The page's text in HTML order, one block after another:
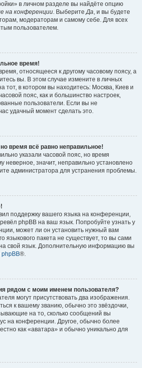
в личном разделе вы найдёте опцию
на конференции. ВыберитеДа, и вы будете
модераторам и самому себе. Для всех
пользователем.
время!
относящееся к другому часовому поясу, а
вы. В этом случае измените в личных
тот, в котором вы находитесь: Москва, Киев и
пояс, как и большинство настроек,
пользователи. Если вы не
удачный момент сделать это.
время всё равно неправильное!
указали часовой пояс, но время
неверное, значит, неправильно установлено
администратора для устранения проблемы.
поддержку вашего языка на конференции,
phpBB на ваш язык. Попробуйте узнать у
может ли он установить нужный вам
языкового пакета не существует, то вы сами
свой язык. Дополнительную информацию вы
phpBB®.
рядом с моим именем пользователя?
могут присутствовать два изображения.
к вашему званию, обычно это звёздочки,
на то, сколько сообщений вы
на конференции. Другое, обычно более
как «аватара» и обычно уникально для